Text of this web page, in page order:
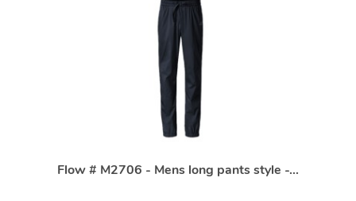
Flow # M2706 - Mens long pants style -...